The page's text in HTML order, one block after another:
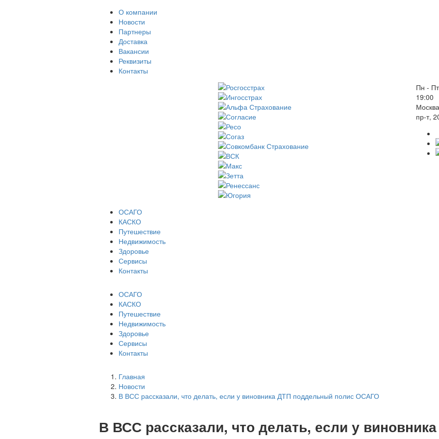
О компании
Новости
Партнеры
Доставка
Вакансии
Реквизиты
Контакты
Пн -
19:00
пр-т,
ОСАГО
КАСКО
Путешествие
Недвижимость
Здоровье
Сервисы
Контакты
ОСАГО
КАСКО
Путешествие
Недвижимость
Здоровье
Сервисы
Контакты
Главная
Новости
В ВСС рассказали, что делать, если у виновника ДТП поддельный полис ОСАГО
В ВСС рассказали, что делать, если у